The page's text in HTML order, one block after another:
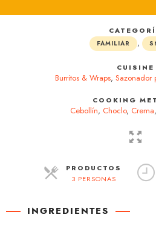
FAMILIAR ,
CUISINE
Burritos & Wraps, Sazonador
COOKING
Cebollín, Choclo, Crema,
PRODUCTOS
3 PERSONAS
INGREDIENTES